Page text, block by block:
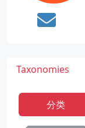
Taxonomies
分类